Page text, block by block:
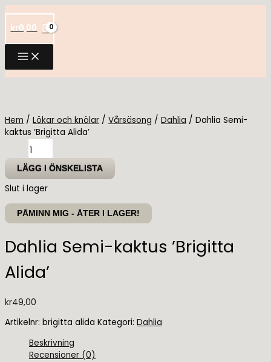
till
innehåll
kr0,00
Hem / Lökar och knölar / Vårsäsong / Dahlia / Dahlia Semi-
kaktus ’Brigitta Alida’
kaktus
'Brigitta
Alida'
mängd
LÄGG I ÖNSKELISTA
Slut i lager
PÅMINN MIG - ÅTER I LAGER!
Dahlia Semi-kaktus ’Brigitta
Alida’
kr49,00
Artikelnr: brigitta alida Kategori: Dahlia
Beskrivning
Recensioner (0)